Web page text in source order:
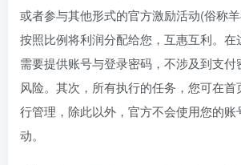
或者参与其他形式的官方激励活动(俗称
按照比例将利润分配给您，互惠互利。在
需要提供账号与登录密码，不涉及到支付
风险。其次，所有执行的任务，您可在
行管理，除此以外，官方不会使用您的
动。